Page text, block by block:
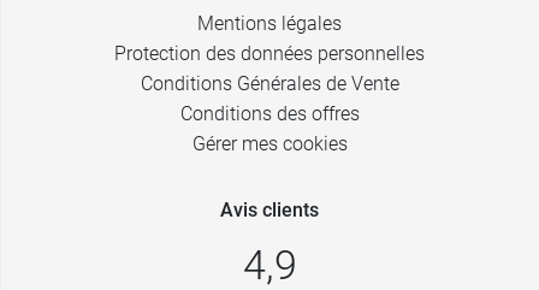
Mentions légales
Protection des données personnelles
Conditions Générales de Vente
Conditions des offres
Gérer mes cookies
Avis clients
4,9